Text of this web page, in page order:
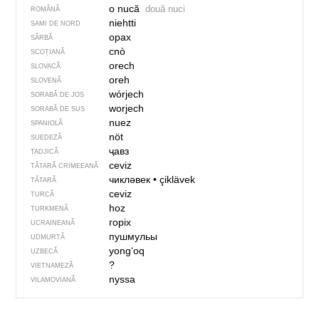
ROMÂNĂ o nucă două nuci
SAMI DE NORD niehtti
SÂRBĂ орах
SCOȚIANĂ cnò
SLOVACĂ orech
SLOVENĂ oreh
SORABĂ DE JOS wórjech
SORABĂ DE SUS worjech
SPANIOLĂ nuez
SUEDEZĂ nöt
TADJICĂ ҷавз
TĂTARĂ CRIMEEANĂ ceviz
TĂTARĂ чикләвек• çiklävek
TURCĂ ceviz
TURKMENĂ hoz
UCRAINEANĂ горіх
UDMURTĂ пушмульы
UZBECĂ yong‘oq
VIETNAMEZĂ ?
VILAMOVIANĂ nyssa